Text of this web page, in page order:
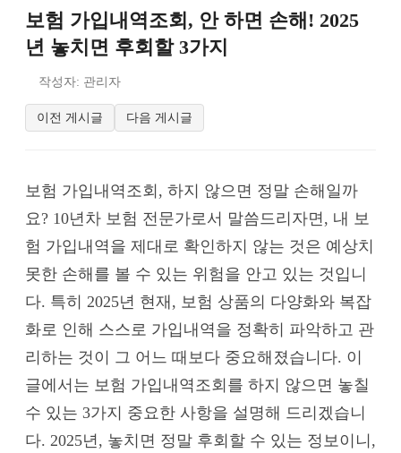
보험 가입내역조회, 안 하면 손해! 2025
년 놓치면 후회할 3가지
작성자: 관리자
이전 게시글 다음 게시글
보험 가입내역조회, 하지 않으면 정말 손해일까
요? 10년차 보험 전문가로서 말씀드리자면, 내 보
험 가입내역을 제대로 확인하지 않는 것은 예상치
못한 손해를 볼 수 있는 위험을 안고 있는 것입니
다. 특히 2025년 현재, 보험 상품의 다양화와 복잡
화로 인해 스스로 가입내역을 정확히 파악하고 관
리하는 것이 그 어느 때보다 중요해졌습니다. 이
글에서는 보험 가입내역조회를 하지 않으면 놓칠
수 있는 3가지 중요한 사항을 설명해 드리겠습니
다. 2025년, 놓치면 정말 후회할 수 있는 정보이니,